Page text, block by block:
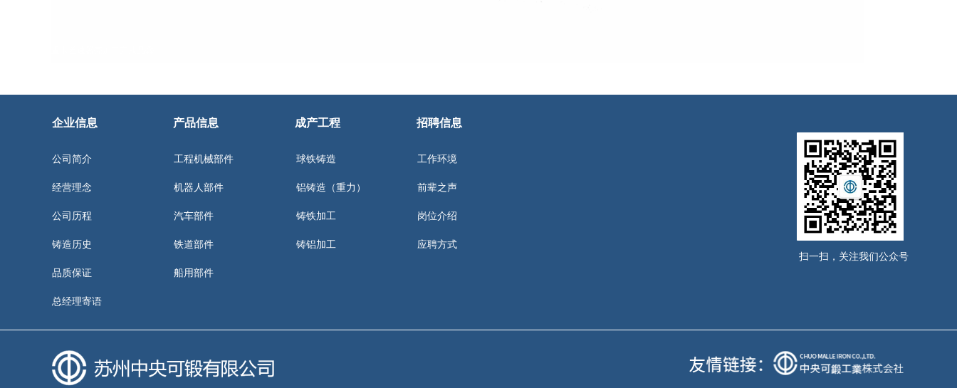
企业信息 产品信息 成产工程 招聘信息
公司简介
经营理念
公司历程
铸造历史
品质保证
总经理寄语
工程机械部件
机器人部件
汽车部件
铁道部件
船用部件
球铁铸造
铝铸造（重力）
铸铁加工
铸铝加工
工作环境
前辈之声
岗位介绍
应聘方式
扫一扫，关注我们公众号